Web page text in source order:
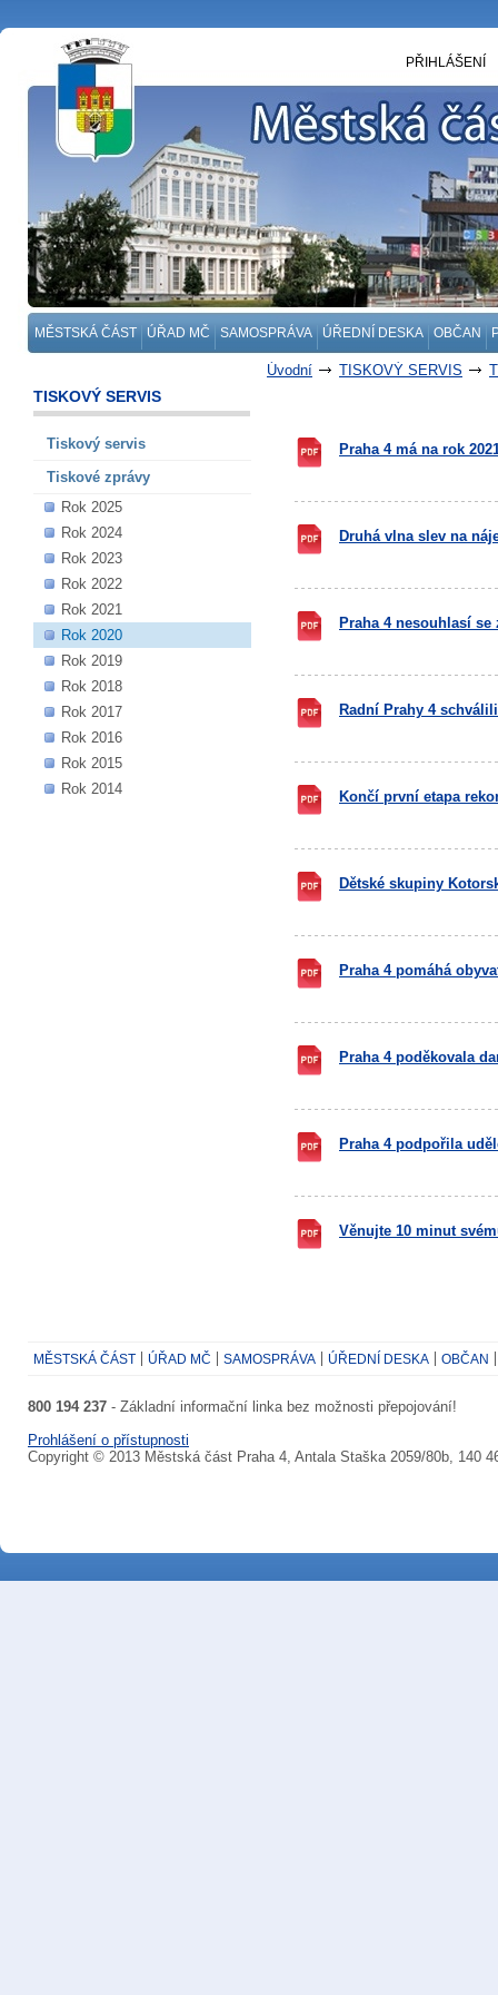
MĚSTSKÁ ČÁST ÚŘAD MČ SAMOSPRÁVA ÚŘEDNÍ DESKA OBČAN
PŘIHLÁŠENÍ
Úvodní TISKOVÝ SERVIS
TISKOVÝ SERVIS
Tiskový servis
Tiskové zprávy
Rok 2025
Rok 2024
Rok 2023
Rok 2022
Rok 2021
Rok 2020
Rok 2019
Rok 2018
Rok 2017
Rok 2016
Rok 2015
Rok 2014
Praha 4 má na rok
Druhá vlna slev na
Praha 4 nesouhlasí
Radní Prahy 4
Končí první etapa
Dětské skupiny
Praha 4 pomáhá
Praha 4 poděkovala
Praha 4 podpořila
Věnujte 10 minut
MĚSTSKÁ ČÁST ÚŘAD MČ SAMOSPRÁVA ÚŘEDNÍ DESKA OBČAN
800 194 237 - Základní informační linka bez možnosti přepojování!
Prohlášení o přístupnosti
Copyright © 2013 Městská část Praha 4, Antala Staška 2059/80b, 140